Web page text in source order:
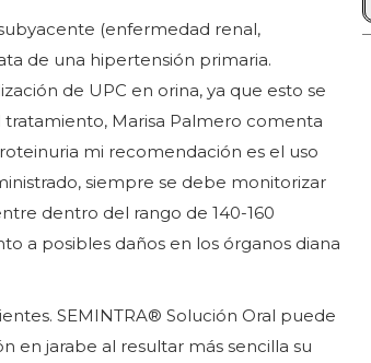
(enfermedad renal,
de una hipertensión primaria.
de UPC en orina, ya que esto se
Marisa Palmero comenta
mi recomendación es el uso
siempre se debe monitorizar
dentro del rango de 140-160
a posibles daños en los órganos diana
SEMINTRA® Solución Oral puede
en jarabe al resultar más sencilla su